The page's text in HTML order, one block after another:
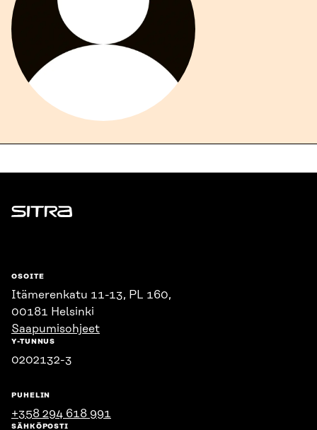
Sitra
OSOITE
Itämerenkatu 11-13, PL 160,
00181 Helsinki
Saapumisohjeet
Y-TUNNUS
0202132-3
PUHELIN
+358 294 618 991
SÄHKÖPOSTI